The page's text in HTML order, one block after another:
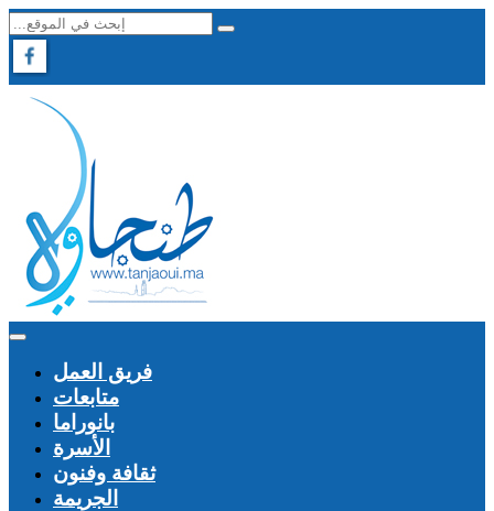
فريق العمل
متابعات
بانوراما
الأسرة
ثقافة وفنون
الجريمة